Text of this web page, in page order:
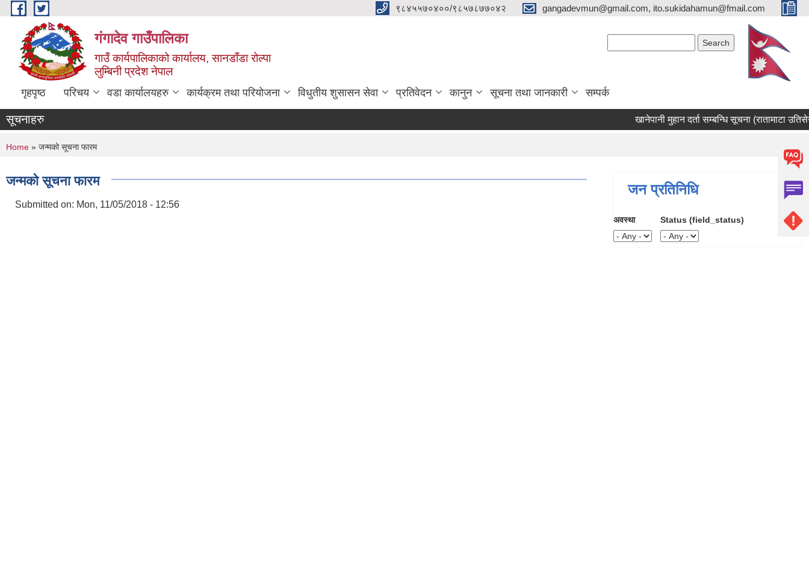
Skip to main content ९८४५५७०४००/९८५७८७७०४२ gangadevmun@gmail.com, ito.sukidahamun@fmail.com
गंगादेव गाउँपालिका
गाउँ कार्यपालिकाको कार्यालय, सानडाँडा रोल्पा
लुम्बिनी प्रदेश नेपाल
गृहपृष्ठ परिचय वडा कार्यालयहरु कार्यक्रम तथा परियोजना विधुतीय शुसासन सेवा प्रतिवेदन कानुन सूचना तथा जानकारी सम्पर्क
सूचनाहरु खानेपानी मुहान दर्ता सम्बन्धि सूचना (रातामाटा
You are here
Home » जन्मको सूचना फारम
जन्मको सूचना फारम
Submitted on: Mon, 11/05/2018 - 12:56
जन प्रतिनिधि
अवस्था Status (field_status)